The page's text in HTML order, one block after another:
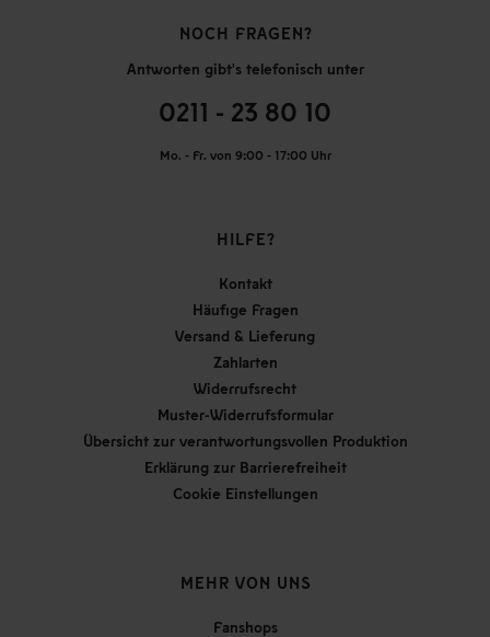
NOCH FRAGEN?
Antworten gibt's telefonisch unter
0211 - 23 80 10
Mo. - Fr. von 9:00 - 17:00 Uhr
HILFE?
Kontakt
Häufige Fragen
Versand & Lieferung
Zahlarten
Widerrufsrecht
Muster-Widerrufsformular
Übersicht zur verantwortungsvollen Produktion
Erklärung zur Barrierefreiheit
Cookie Einstellungen
MEHR VON UNS
Fanshops